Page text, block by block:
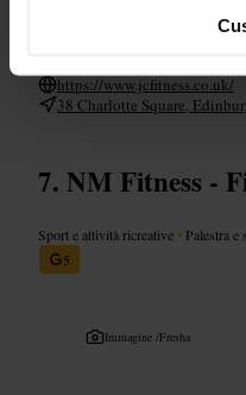
allenamento guidato, chiedi
https://www.jcfitness.co.uk/
38 Charlotte Square,
NM Fitness -
Sport e attività ricreative • Palestra e
5
Immagine /Fresha